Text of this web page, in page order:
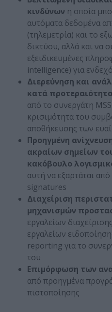
κινδύνων η οποία
αυτόματα δεδομένα
(τηλεμετρία) και το
δικτύου, αλλά και να
εξειδικευμένες
intelligence) για
Διερεύνηση και
κατά προτεραιότητα
από το συνεργάτη
κρισιμότητα του
αποθήκευσης των
Προηγμένη
ακραίων σημείων
κακόβουλο
αυτή να εξαρτάται
signatures
Διαχείριση
μηχανισμών
εργαλείων
εργαλείων
reporting για το
του
Επιμόρφωση των
από προηγμένα
πιστοποίησης